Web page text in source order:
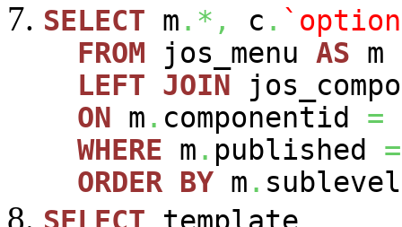
SELECT m .*, c .
FROM jos_menu AS m
LEFT JOIN
ON m . componentid =
WHERE m . published =
ORDER BY m . sublevel